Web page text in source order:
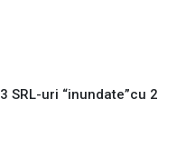
3 SRL-uri “inundate”cu 2